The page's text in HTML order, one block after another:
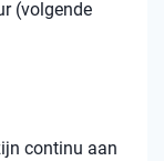
(volgende
continu aan